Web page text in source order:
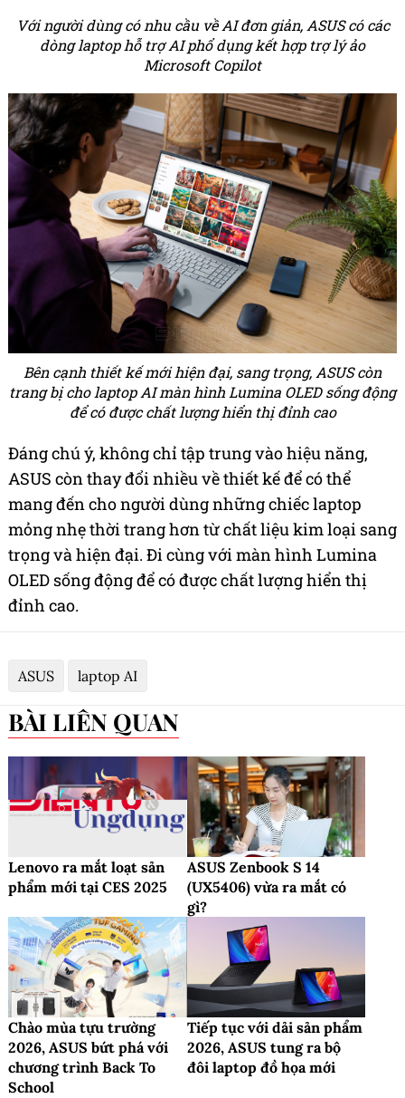
Với người dùng có nhu cầu về AI đơn giản, ASUS có các
dòng laptop hỗ trợ AI phổ dụng kết hợp trợ lý ảo
Microsoft Copilot
Bên cạnh thiết kế mới hiện đại, sang trọng, ASUS còn
trang bị cho laptop AI màn hình Lumina OLED sống động
để có được chất lượng hiển thị đỉnh cao
Đáng chú ý, không chỉ tập trung vào hiệu năng,
ASUS còn thay đổi nhiều về thiết kế để có thể
mang đến cho người dùng những chiếc laptop
mỏng nhẹ thời trang hơn từ chất liệu kim loại sang
trọng và hiện đại. Đi cùng với màn hình Lumina
OLED sống động để có được chất lượng hiển thị
đỉnh cao.
ASUS laptop AI
BÀI LIÊN QUAN
Lenovo ra mắt loạt sản
phẩm mới tại CES 2025
ASUS Zenbook S 14
(UX5406) vừa ra mắt có
gì?
Chào mùa tựu trường
2026, ASUS bứt phá với
chương trình Back To
School
Tiếp tục với dải sản phẩm
2026, ASUS tung ra bộ
đôi laptop đồ họa mới